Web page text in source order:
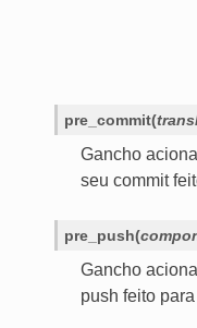
pre_commit(
Gancho
seu commit
pre_push(
Gancho
push feito